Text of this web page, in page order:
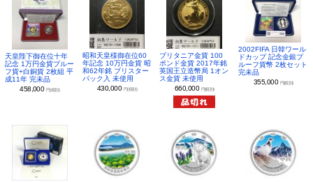
天皇陛下御在位十年
記念 1万円金貨プルー
フ貨+白銅貨 2枚組 平
成11年 完未品
458,000 円(税別)
昭和天皇様御在位60
年記念 10万円金貨 昭
和62年銘 ブリスター
パック入 未使用
430,000 円(税別)
ブリタニア金貨 100
ポンド金貨 2017年銘
英国王立造幣局 1オン
ス金貨 未使用
660,000 円(税別)
2002FIFA 日韓ワール
ドカップ 記念金銀プ
ルーフ貨幣 2枚セット
完未品
355,000 円(税別)